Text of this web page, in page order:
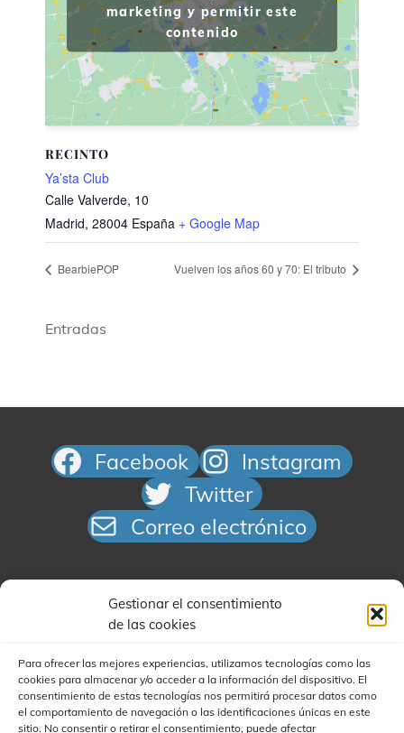
Gestionar el consentimiento
de las cookies
Para ofrecer las mejores experiencias, utilizamos tecnologías como las
cookies para almacenar y/o acceder a la información del dispositivo. El
consentimiento de estas tecnologías nos permitirá procesar datos como
el comportamiento de navegación o las identificaciones únicas en este
sitio. No consentir o retirar el consentimiento, puede afectar
RECINTO
Ya’sta Club
Calle Valverde, 10
Madrid, 28004 España + Google Map
marketing y permitir este
contenido
BearbiePOP Vuelven los años 60 y 70: El tributo
Entradas
Facebook
Instagram
Twitter
Correo electrónico
Buscar